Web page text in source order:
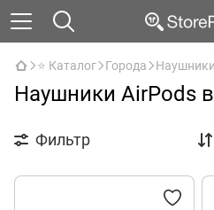
⭐ Каталог Города
Наушники AirPods
Фильтр